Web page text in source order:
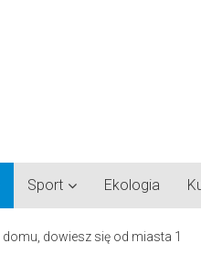
Sport Ekologia